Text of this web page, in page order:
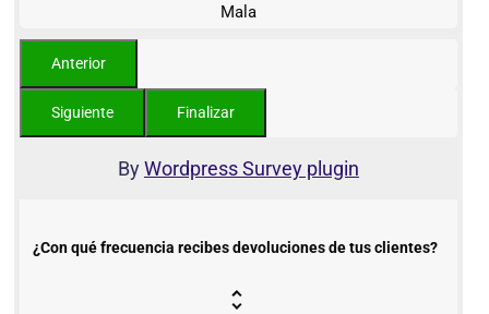
Mala
ByWordpress Survey plugin
¿Con qué frecuencia recibes devoluciones de tus clientes?